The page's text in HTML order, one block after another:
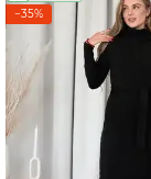
−35%